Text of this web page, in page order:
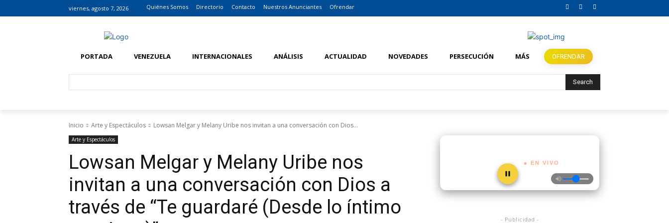
viernes, agosto 7, 2026 Quiénes Somos Directorio Contacto Nuestros Anunciantes Ofrendar
PORTADA VENEZUELA INTERNACIONALES ANÁLISIS ACTUALIDAD NOVEDADES PERSECUCIÓN MÁS OFRENDAR
Search
Inicio Arte y Espectáculos Lowsan Melgar y Melany Uribe nos invitan a una conversación con Dios...
Arte y Espectáculos
Lowsan Melgar y Melany Uribe nos
invitan a una conversación con Dios a
través de “Te guardaré (Desde lo íntimo
● EN VIVO
- Publicidad -